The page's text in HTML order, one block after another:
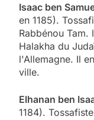
Isaac ben
en 1185).
Rabbénou
Halakha du
l'Allemagne. Il
ville.
Elhanan ben
1184).